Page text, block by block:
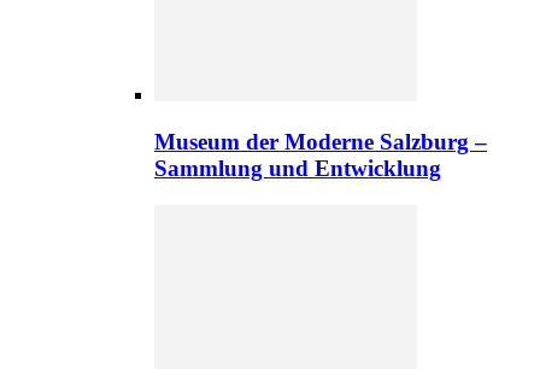
Museum der Moderne Salzburg –
Sammlung und Entwicklung